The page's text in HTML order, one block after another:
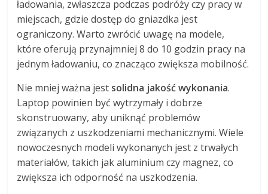
ładowania, zwłaszcza podczas podróży czy pracy w
miejscach, gdzie dostęp do gniazdka jest
ograniczony. Warto zwrócić uwagę na modele,
które oferują przynajmniej 8 do 10 godzin pracy na
jednym ładowaniu, co znacząco zwiększa mobilność.
Nie mniej ważna jest solidna jakość wykonania.
Laptop powinien być wytrzymały i dobrze
skonstruowany, aby uniknąć problemów
związanych z uszkodzeniami mechanicznymi. Wiele
nowoczesnych modeli wykonanych jest z trwałych
materiałów, takich jak aluminium czy magnez, co
zwiększa ich odporność na uszkodzenia.